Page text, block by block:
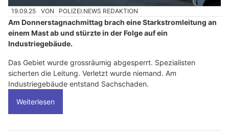
19.09.25 VON POLIZEI.NEWS REDAKTION
Am Donnerstagnachmittag brach eine Starkstromleitung an
einem Mast ab und stürzte in der Folge auf ein
Industriegebäude.
Das Gebiet wurde grossräumig abgesperrt. Spezialisten
sicherten die Leitung. Verletzt wurde niemand. Am
Industriegebäude entstand Sachschaden.
Weiterlesen